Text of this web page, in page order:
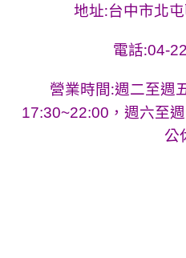
地址:台中市北
電話:04-
營業時間:週二至週
17:30~22:00，週六至
公